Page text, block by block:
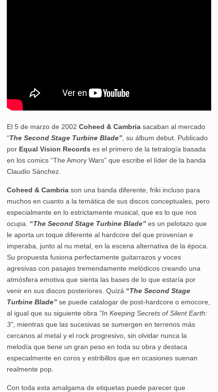
El 5 de marzo de 2002 Coheed & Cambria sacaban al mercado
“The Second Stage Turbine Blade” , su álbum debut. Publicado
por Equal Vision Records es el primero de la tetralogía basada
en los comics “The Amory Wars” que escribe el líder de la banda
Claudio Sánchez.
Coheed & Cambria son una banda diferente, friki incluso para
muchos en cuanto a la temática de sus discos conceptuales, pero
especialmente en lo estrictamente musical, que es lo que nos
ocupa. “The Second Stage Turbine Blade” es un pelotazo que
le aporta un toque diferente al hardcore del que provenían e
imperaba, junto al nu metal, en la escena alternativa de la época.
Su propuesta fusiona perfectamente guitarrazos y voces
agresivas con pasajes tremendamente melódicos creando una
atmósfera emotiva que sienta las bases de lo que estaría por
venir en sus discos posteriores. Quizá “The Second Stage
Turbine Blade” se puede catalogar de post-hardcore o emocore,
al igual que su siguiente obra “In Keeping Secrets of Silent Earth:
3”, mientras que las sucesivas se sumergen en terrenos más
cercanos al metal y el rock progresivo, sin olvidar nunca la
melodía que tiene un gran peso en toda su obra y destaca
especialmente en coros y estribillos que en ocasiones suenan
realmente pop.
Con toda esta amalgama de etiquetas puede parecer que